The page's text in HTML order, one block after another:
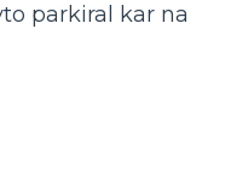
parkiral kar na